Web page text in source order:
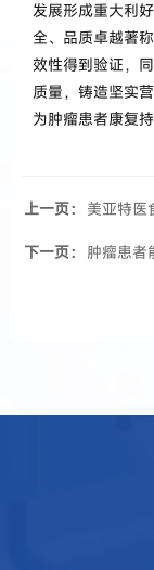
发展形成重大利
全、品质卓越著
效性得到验证，
质量，铸造坚实
为肿瘤患者康复持
上一页： 美亚特医
下一页： 肿瘤患者